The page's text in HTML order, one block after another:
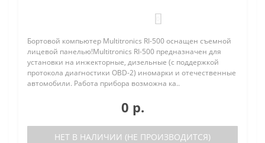
Бортовой компьютер Multitronics RI-500 оснащен съемной
лицевой панелью!Multitronics RI-500 предназначен для
установки на инжекторные, дизельные (с поддержкой
протокола диагностики OBD-2) иномарки и отечественные
автомобили. Работа прибора возможна ка..
0 р.
НЕТ В НАЛИЧИИ (НЕ ПРОИЗВОДИТСЯ)